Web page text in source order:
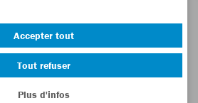
Accepter tout
Tout refuser
Plus d'infos